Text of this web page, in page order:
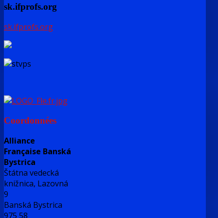
sk.ifprofs.org
sk.ifprofs.org
Coordonnées
Alliance
Française Banská
Bystrica
Štátna vedecká
knižnica, Lazovná
9
Banská Bystrica
975 58